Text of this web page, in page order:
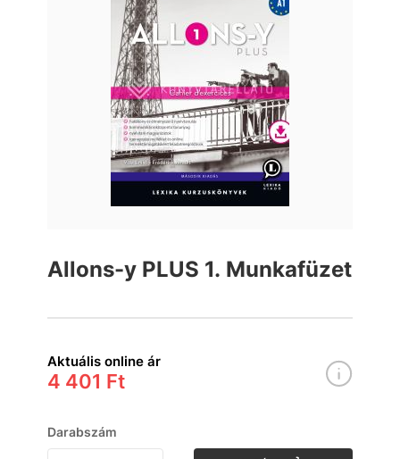
Allons-y PLUS 1. Munkafüzet
Aktuális online ár
4 401 Ft
Darabszám